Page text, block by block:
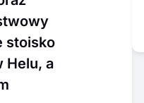
stoisko
Helu, a